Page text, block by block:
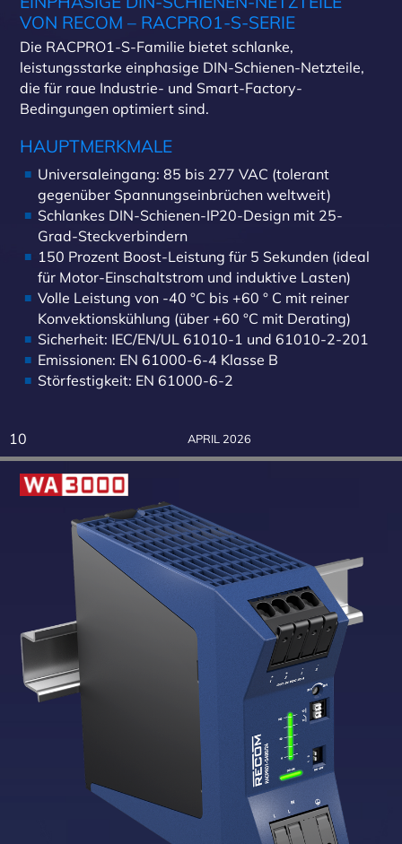
VON RECOM – RACPRO1-S-SERIE
Die RACPRO1-S-Familie bietet schlanke,
leistungsstarke einphasige DIN-Schienen-Netzteile,
die für raue Industrie- und Smart-Factory-
Bedingungen optimiert sind.
HAUPTMERKMALE
Universaleingang: 85 bis 277 VAC (tolerant
gegenüber Spannungseinbrüchen weltweit)
Schlankes DIN-Schienen-IP20-Design mit 25-
Grad-Steckverbindern
150 Prozent Boost-Leistung für 5 Sekunden (ideal
für Motor-Einschaltstrom und induktive Lasten)
Volle Leistung von -40 °C bis +60 ° C mit reiner
Konvektionskühlung (über +60 °C mit Derating)
Sicherheit: IEC/EN/UL 61010-1 und 61010-2-201
Emissionen: EN 61000-6-4 Klasse B
Störfestigkeit: EN 61000-6-2
10 APRIL 2026